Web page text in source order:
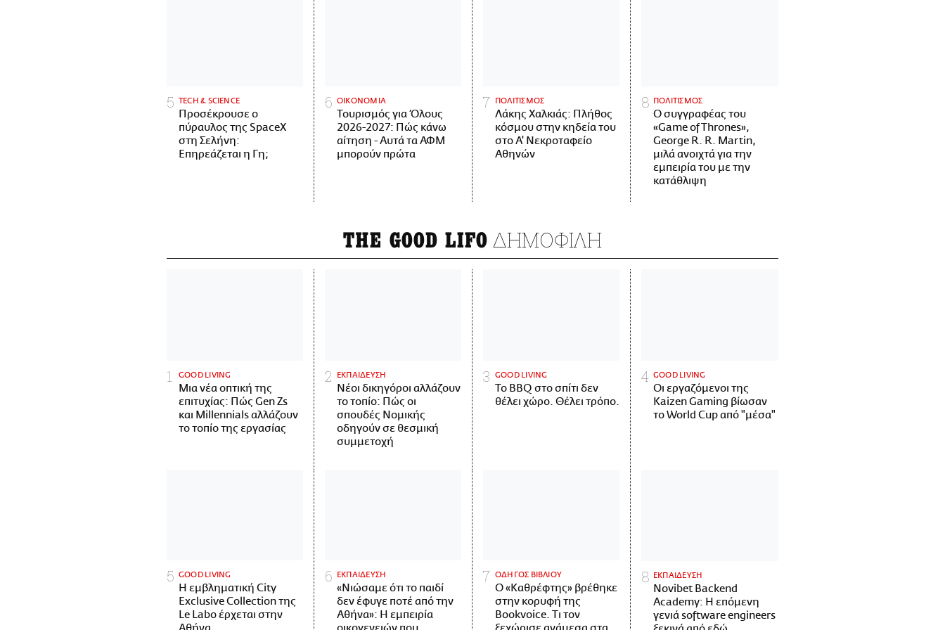
ΤECH & SCIENCE
Προσέκρουσε ο
πύραυλος της SpaceX
στη Σελήνη:
Επηρεάζεται η Γη;
ΟΙΚΟΝΟΜΙΑ
Τουρισμός για Όλους
2026-2027: Πώς κάνω
αίτηση - Αυτά τα ΑΦΜ
μπορούν πρώτα
ΠΟΛΙΤΙΣΜΟΣ
Λάκης Χαλκιάς: Πλήθος
κόσμου στην κηδεία του
στο Α' Νεκροταφείο
Αθηνών
ΠΟΛΙΤΙΣΜΟΣ
Ο συγγραφέας του
«Game of Thrones»,
George R. R. Martin,
μιλά ανοιχτά για την
εμπειρία του με την
κατάθλιψη
THE GOOD LIFO ΔΗΜΟΦΙΛΗ
GOOD LIVING
Μια νέα οπτική της
επιτυχίας: Πώς Gen Zs
και Millennials αλλάζουν
το τοπίο της εργασίας
ΕΚΠΑΙΔΕΥΣΗ
Νέοι δικηγόροι αλλάζουν
το τοπίο: Πώς οι
σπουδές Νομικής
οδηγούν σε θεσμική
συμμετοχή
GOOD LIVING
Το BBQ στο σπίτι δεν
θέλει χώρο. Θέλει τρόπο.
GOOD LIVING
Οι εργαζόμενοι της
Kaizen Gaming βίωσαν
το World Cup από "μέσα"
GOOD LIVING
Η εμβληματική City
Exclusive Collection της
Le Labo έρχεται στην
ΕΚΠΑΙΔΕΥΣΗ
«Νιώσαμε ότι το παιδί
δεν έφυγε ποτέ από την
Αθήνα»: Η εμπειρία
ΟΔΗΓΟΣ ΒΙΒΛΙΟΥ
Ο «Καθρέφτης» βρέθηκε
στην κορυφή της
Bookvoice. Τι τον
ΕΚΠΑΙΔΕΥΣΗ
Novibet Backend
Academy: Η επόμενη
γενιά software engineers